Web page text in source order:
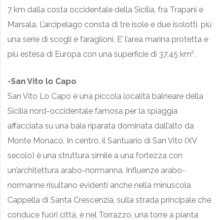
7 km dalla costa occidentale della Sicilia, fra Trapani e
Marsala. L’arcipelago consta di tre isole e due isolotti, più
una serie di scogli e faraglioni, E’ l’area marina protetta e
più estesa di Europa con una superficie di 37,45 km².
-San Vito lo Capo
San Vito Lo Capo è una piccola località balneare della
Sicilia nord-occidentale famosa per la spiaggia
affacciata su una baia riparata dominata dall’alto da
Monte Monaco. In centro, il Santuario di San Vito (XV
secolo) è una struttura simile a una fortezza con
un’architettura arabo-normanna. Influenze arabo-
normanne risultano evidenti anche nella minuscola
Cappella di Santa Crescenzia, sulla strada principale che
conduce fuori città, e nel Torrazzo, una torre a pianta